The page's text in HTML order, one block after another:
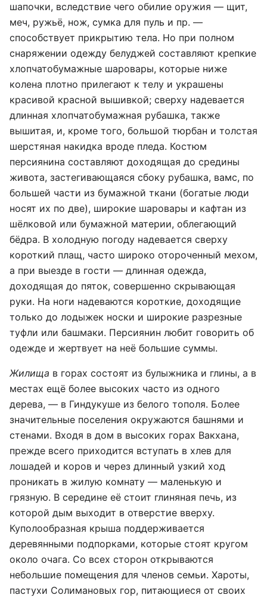
шапочки, вследствие чего обилие оружия — щит,
меч, ружьё, нож, сумка для пуль и пр. —
способствует прикрытию тела. Но при полном
снаряжении одежду белуджей составляют крепкие
хлопчатобумажные шаровары, которые ниже
колена плотно прилегают к телу и украшены
красивой красной вышивкой; сверху надевается
длинная хлопчатобумажная рубашка, также
вышитая, и, кроме того, большой тюрбан и толстая
шерстяная накидка вроде пледа. Костюм
персиянина составляют доходящая до средины
живота, застегивающаяся сбоку рубашка, вамс, по
большей части из бумажной ткани (богатые люди
носят их по две), широкие шаровары и кафтан из
шёлковой или бумажной материи, облегающий
бёдра. В холодную погоду надевается сверху
короткий плащ, часто широко отороченный мехом,
а при выезде в гости — длинная одежда,
доходящая до пяток, совершенно скрывающая
руки. На ноги надеваются короткие, доходящие
только до лодыжек носки и широкие разрезные
туфли или башмаки. Персиянин любит говорить об
одежде и жертвует на неё большие суммы.
Жилища в горах состоят из булыжника и глины, а в
местах ещё более высоких часто из одного
дерева, — в Гиндукуше из белого тополя. Более
значительные поселения окружаются башнями и
стенами. Входя в дом в высоких горах Вакхана,
прежде всего приходится вступать в хлев для
лошадей и коров и через длинный узкий ход
проникать в жилую комнату — маленькую и
грязную. В середине её стоит глиняная печь, из
которой дым выходит в отверстие вверху.
Куполообразная крыша поддерживается
деревянными подпорками, которые стоят кругом
около очага. Со всех сторон открываются
небольшие помещения для членов семьи. Хароты,
пастухи Солимановых гор, питающиеся от своих